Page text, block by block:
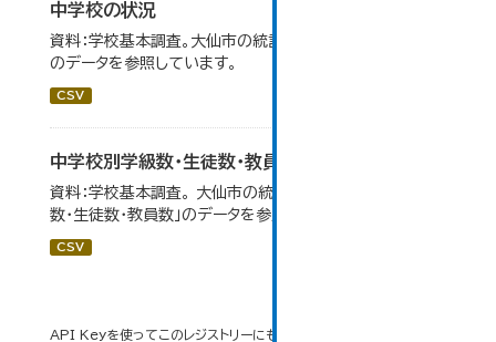
中学校の状況
資料：学校基本調査。大仙市の統計「14-5 中学校の状況」
のデータを参照しています。
CSV
中学校別学級数・生徒数・教員数
資料：学校基本調査。 大仙市の統計「14-6 中学校別学級
数・生徒数・教員数」のデータを参照しています。
CSV
API Keyを使ってこのレジストリーにもアクセス可能です